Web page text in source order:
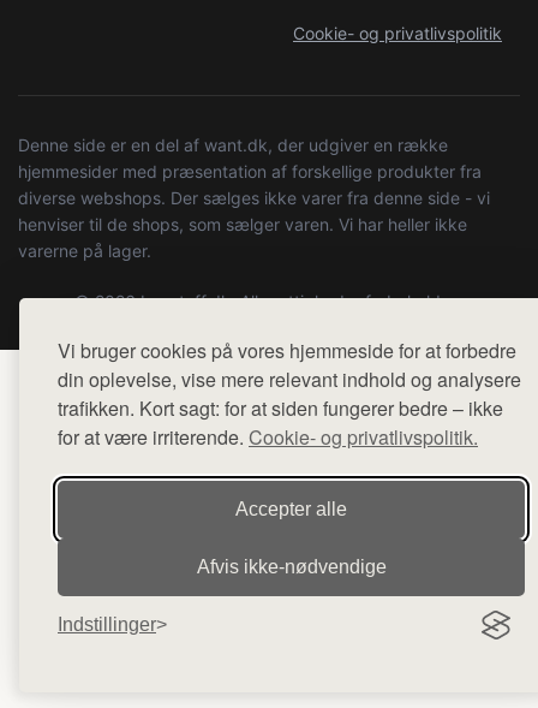
Vi bruger cookies på vores hjemmeside for at forbedre
din oplevelse, vise mere relevant indhold og analysere
trafikken. Kort sagt: for at siden fungerer bedre – ikke
for at være irriterende. Cookie- og privatlivspolitik.
Accepter alle
Afvis ikke‑nødvendige
Indstillinger
Cookie- og privatlivspolitik
Denne side er en del af want.dk, der udgiver en række
hjemmesider med præsentation af forskellige produkter fra
diverse webshops. Der sælges ikke varer fra denne side - vi
henviser til de shops, som sælger varen. Vi har heller ikke
varerne på lager.
© 2026 boystuff.dk. Alle rettigheder forbeholdes.